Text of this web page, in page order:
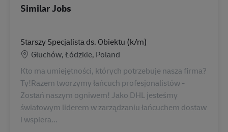
Similar Jobs
Starszy Specjalista ds. Obiektu (k/m)
Location
Głuchów, Łódzkie, Poland
Kto ma umiejętności, których potrzebuje nasza firma?
Ty!Razem tworzymy łańcuch profesjonalistów -
Zostań naszym ogniwem! Jako DHL jesteśmy
światowym liderem w zarządzaniu łańcuchem dostaw
i wspiera...